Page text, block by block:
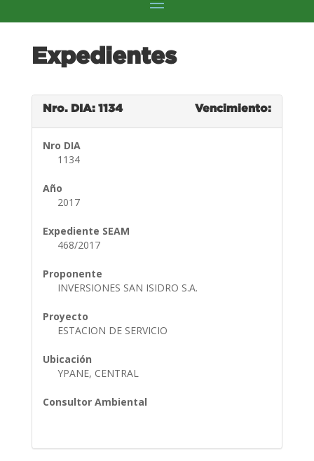
Expedientes
Nro. DIA: 1134 Vencimiento:
Nro DIA
1134
Año
2017
Expediente SEAM
468/2017
Proponente
INVERSIONES SAN ISIDRO S.A.
Proyecto
ESTACION DE SERVICIO
Ubicación
YPANE, CENTRAL
Consultor Ambiental